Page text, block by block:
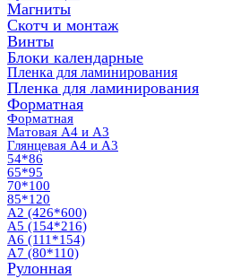
Магниты
Скотч и монтаж
Винты
Блоки календарные
Пленка для ламинирования
Пленка для ламинирования
Форматная
Форматная
Матовая А4 и А3
Глянцевая А4 и А3
54*86
65*95
70*100
85*120
А2 (426*600)
А5 (154*216)
А6 (111*154)
А7 (80*110)
Рулонная